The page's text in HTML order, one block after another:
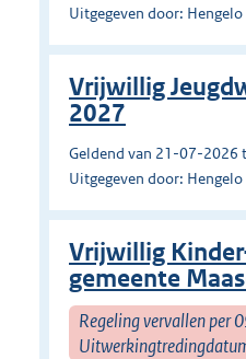
Uitgegeven door: Hengelo
Vrijwillig
2027
Geldend van 21-07-2026
Uitgegeven door: Hengelo
Vrijwillig
gemeente
Regeling vervallen